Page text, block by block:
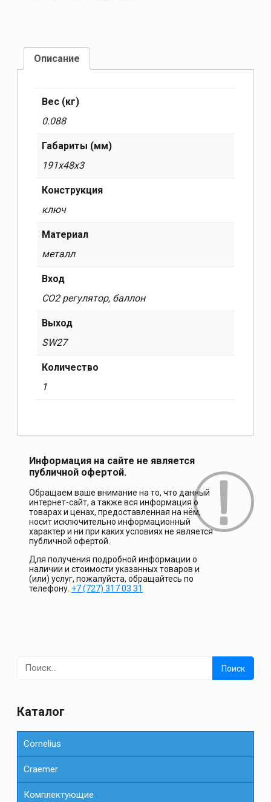
Описание
Вес (кг)
0.088
Габариты (мм)
191x48x3
Конструкция
ключ
Материал
металл
Вход
СО2 регулятор, баллон
Выход
SW27
Количество
1
Информация на сайте не является
публичной офертой.
Обращаем ваше внимание на то, что данный
интернет-сайт, а также вся информация о
товарах и ценах, предоставленная на нём,
носит исключительно информационный
характер и ни при каких условиях не является
публичной офертой.
Для получения подробной информации о
наличии и стоимости указанных товаров и
(или) услуг, пожалуйста, обращайтесь по
телефону. +7 (727) 317 03 31
Найти:
Каталог
Cornelius
Сraemer
Комплектующие